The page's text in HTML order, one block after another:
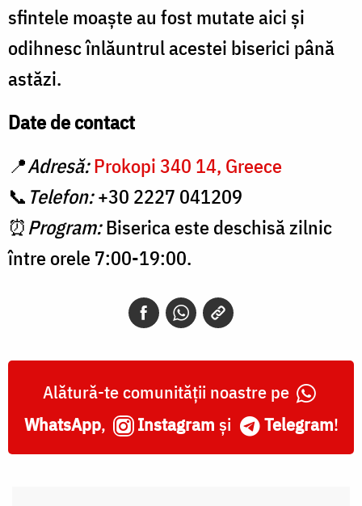
sfintele moaşte au fost mutate aici şi
odihnesc înlăuntrul acestei biserici până
astăzi.
Date de contact
📍Adresă:Prokopi 340 14, Greece
📞 Telefon:+30 2227 041209
⏰Program:Biserica este deschisă zilnic
între orele 7:00-19:00.
Alătură-te comunității noastre pe
WhatsApp, Instagram și Telegram!